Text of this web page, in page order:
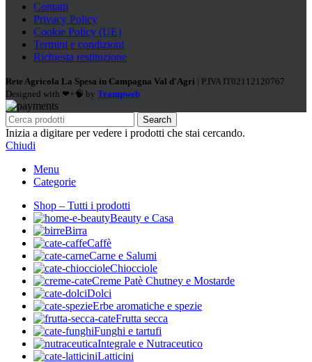
Contatti
Privacy Policy
Cookie Policy (UE)
Termini e condizioni
Richiesta restituzione
Rete Agricola La Spesa in Campagna Val d'Agri | P.IVA IT02112120767
Designed with ❤+🧠 by Trampweb
Search
Inizia a digitare per vedere i prodotti che stai cercando.
Chiudi
Menu
Categorie
Shop – Tutti i prodotti
Beauty e Casa
Birra
Caffè
Carne e Salumi
Chiocciole
Creme Patè Chutney e Mostarde
Dolci
Erbe aromatiche e spezie
Frutta secca
Funghi e tartufi
Integrale e Nutraceutico
Latticini